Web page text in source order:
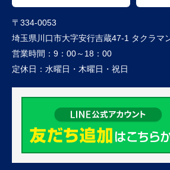
〒334-0053
埼玉県川口市大字安行吉蔵47-1 タクラマ
営業時間： 9：00～18：00
定休日： 水曜日・木曜日・祝日